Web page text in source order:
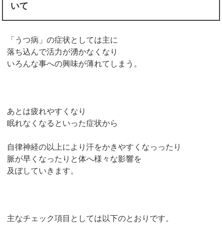
いて
「うつ病」の症状としては主に
落ち込んで活力が湧かなくなり
いろんな事への興味が薄れてしまう。
あとは疲れやすくなり
眠れなくなるといった症状から
自律神経の以上により汗をかきやすくなっったり
脈が早くなったりと体へ様々な影響を
及ぼしていきます。
主なチェック項目としては以下のとおりです。